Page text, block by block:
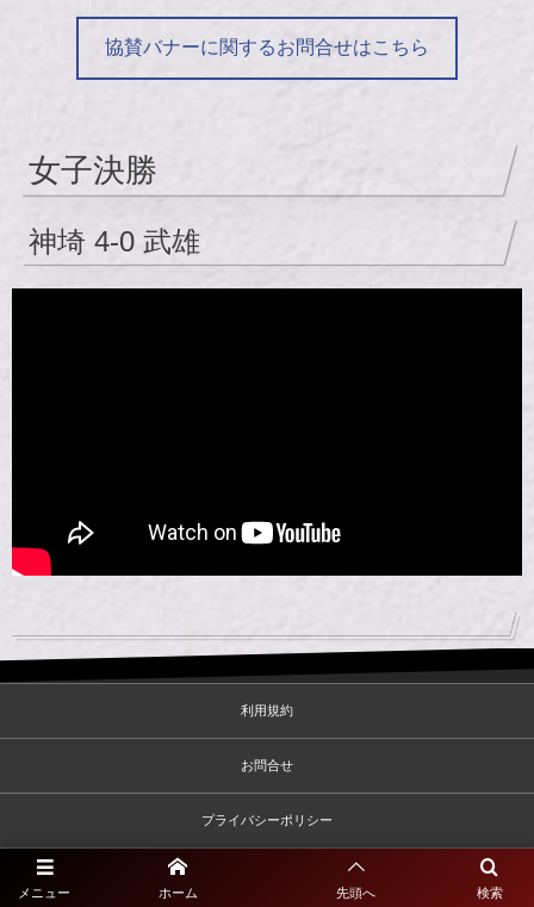
協賛バナーに関するお問合せはこちら
女子決勝
神埼 4-0 武雄
メニュー 検索
ホーム 先頭へ
利用規約
お問合せ
プライバシーポリシー